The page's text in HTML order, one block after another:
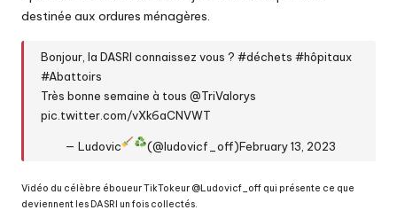
destinée aux ordures ménagères.
Bonjour, la DASRI connaissez vous ?#déchets #hôpitaux
#Abattoirs
Très bonne semaine à tous@TriValorys
pic.twitter.com/vXk6aCNVWT
— Ludovic (@ludovicf_off)February 13, 2023
Vidéo du célèbre éboueur TikTokeur @Ludovicf_off qui présente ce que
deviennent les DASRI un fois collectés.